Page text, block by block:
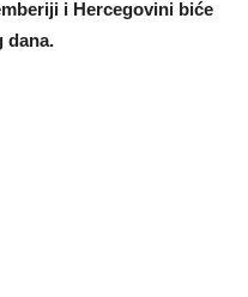
i Hercegovini biće
dana.